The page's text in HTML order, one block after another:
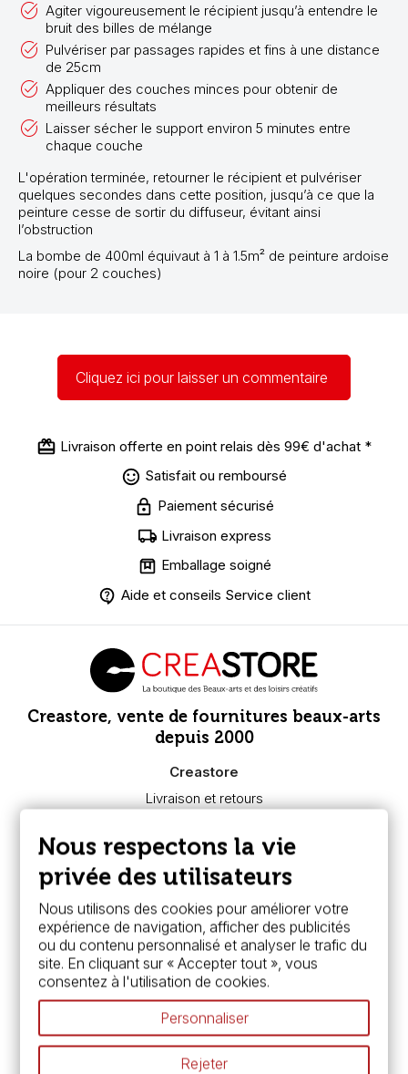
Agiter vigoureusement le récipient jusqu’à entendre le
bruit des billes de mélange
Pulvériser par passages rapides et fins à une distance
de 25cm
Appliquer des couches minces pour obtenir de
meilleurs résultats
Laisser sécher le support environ 5 minutes entre
chaque couche
L'opération terminée, retourner le récipient et pulvériser
quelques secondes dans cette position, jusqu’à ce que la
peinture cesse de sortir du diffuseur, évitant ainsi
l’obstruction
La bombe de 400ml équivaut à 1 à 1.5m² de peinture ardoise
noire (pour 2 couches)
Cliquez ici pour laisser un commentaire
Livraison offerte en point relais dès 99€ d'achat *
Satisfait ou remboursé
Paiement sécurisé
Livraison express
Emballage soigné
Aide et conseils Service client
Creastore, vente de fournitures beaux-arts
depuis 2000
Creastore
Livraison et retours
Paiement sécurisé
FAQ
Boutique à Angers
Services
Carte fidélité & avantages
Chèque cadeau, bon cadeaux
Devis & bon de commande
Pass culture - mode d'emploi
Nos promotions en cours
Espace conseils
L’aquarelle en tubes ou en godets ?
Nous respectons la vie
privée des utilisateurs
Nous utilisons des cookies pour améliorer votre
expérience de navigation, afficher des publicités
ou du contenu personnalisé et analyser le trafic du
site. En cliquant sur « Accepter tout », vous
consentez à l'utilisation de cookies.
Personnaliser
Rejeter